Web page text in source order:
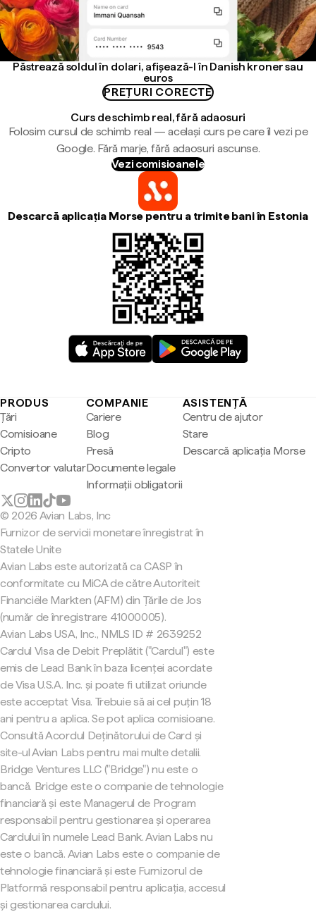
Păstrează soldul în dolari, afișează-l în Danish kroner sau
euros
PREȚURI CORECTE
Curs de schimb real, fără adaosuri
Folosim cursul de schimb real — același curs pe care îl vezi pe
Google. Fără marje, fără adaosuri ascunse.
Vezi comisioanele
Descarcă aplicația Morse pentru a trimite bani în Estonia
PRODUS
Țări
Comisioane
Cripto
Convertor valutar
COMPANIE
Cariere
Blog
Presă
Documente legale
Informații obligatorii
ASISTENȚĂ
Centru de ajutor
Stare
Descarcă aplicația Morse
© 2026 Avian Labs, Inc
Furnizor de servicii monetare înregistrat în
Statele Unite
Avian Labs este autorizată ca CASP în
conformitate cu MiCA de către Autoriteit
Financiële Markten (AFM) din Țările de Jos
(număr de înregistrare 41000005).
Avian Labs USA, Inc., NMLS ID # 2639252
Cardul Visa de Debit Preplătit ("Cardul") este
emis de Lead Bank în baza licenței acordate
de Visa U.S.A. Inc. și poate fi utilizat oriunde
este acceptat Visa. Trebuie să ai cel puțin 18
ani pentru a aplica. Se pot aplica comisioane.
Consultă Acordul Deținătorului de Card și
site-ul Avian Labs pentru mai multe detalii.
Bridge Ventures LLC ("Bridge") nu este o
bancă. Bridge este o companie de tehnologie
financiară și este Managerul de Program
responsabil pentru gestionarea și operarea
Cardului în numele Lead Bank. Avian Labs nu
este o bancă. Avian Labs este o companie de
tehnologie financiară și este Furnizorul de
Platformă responsabil pentru aplicația, accesul
și gestionarea cardului.